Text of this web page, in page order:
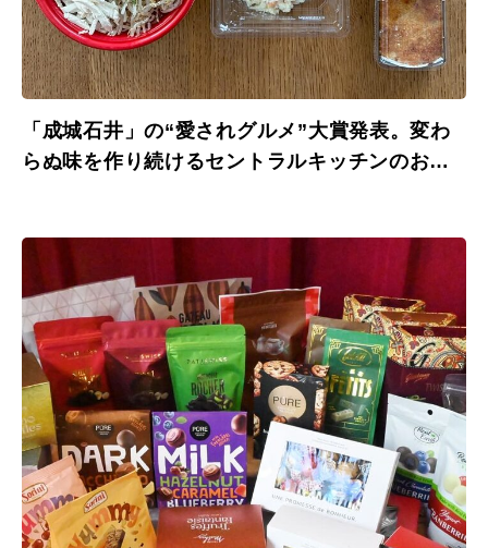
「成城石井」の“愛されグルメ”大賞発表。変わ
らぬ味を作り続けるセントラルキッチンのおい